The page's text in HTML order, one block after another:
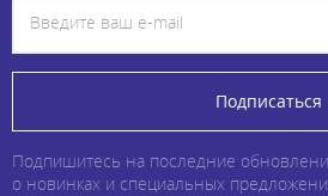
Подписаться
Подпишитесь на последние
о новинках и специальных